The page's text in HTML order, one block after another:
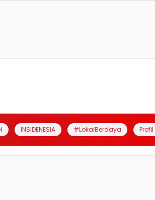
INSIDENESIA #LokalBerdaya